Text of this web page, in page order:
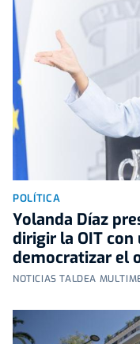
POLÍTICA
Yolanda Díaz
dirigir la OIT
democratizar el
NOTICIAS TALDEA